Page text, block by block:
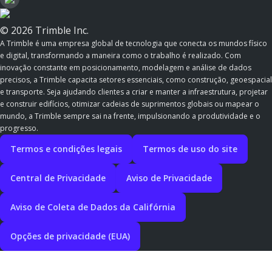
© 2026 Trimble Inc.
A Trimble é uma empresa global de tecnologia que conecta os mundos físico
e digital, transformando a maneira como o trabalho é realizado. Com
inovação constante em posicionamento, modelagem e análise de dados
precisos, a Trimble capacita setores essenciais, como construção, geoespacial
e transporte. Seja ajudando clientes a criar e manter a infraestrutura, projetar
e construir edifícios, otimizar cadeias de suprimentos globais ou mapear o
mundo, a Trimble sempre sai na frente, impulsionando a produtividade e o
progresso.
Termos e condições legais Termos de uso do site
Central de Privacidade Aviso de Privacidade
Aviso de Coleta de Dados da Califórnia
Opções de privacidade (EUA)